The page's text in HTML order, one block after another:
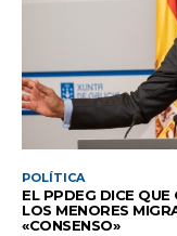
POLÍTICA
EL PPDEG DICE QUE
LOS MENORES
«CONSENSO»